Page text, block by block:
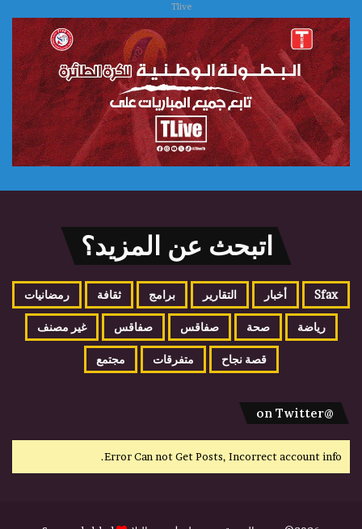
Tlive
اتبحث عن المزيد؟
Sfax أخبار التقارير برامج ثقافة رمضانيات
رياضة صحة صفاقس صفاقس غير مصنف
قصة نجاح متفرقات مجتمع
@on Twitter
Error Can not Get Posts, Incorrect account info.